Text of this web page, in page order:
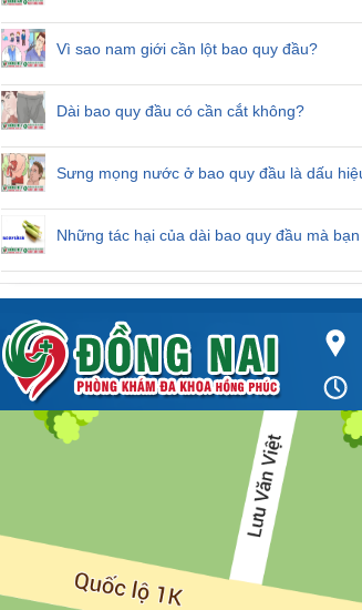
Vì sao nam giới cần lột bao quy đầu?
Dài bao quy đầu có cần cắt không?
Sưng mọng nước ở bao quy đầu là dấu
Những tác hại của dài bao quy đầu mà